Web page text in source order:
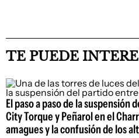
TE PUEDE
El paso a paso de la
City Torque y Peñarol en el
amagues y la confusión de los